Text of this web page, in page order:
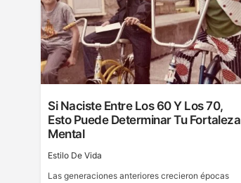
Si Naciste Entre Los 60 Y Los 70,
Esto Puede Determinar Tu Fortaleza
Mental
Estilo De Vida
Las generaciones anteriores crecieron épocas